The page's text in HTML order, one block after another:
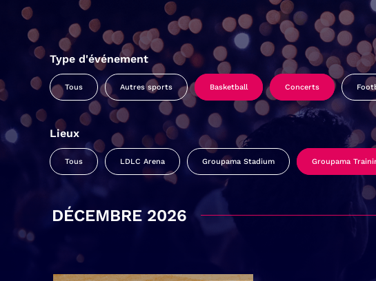
Type d'événement
Tous Autres sports Basketball Concerts
Lieux
Tous LDLC Arena Groupama Stadium Groupama
DÉCEMBRE 2026